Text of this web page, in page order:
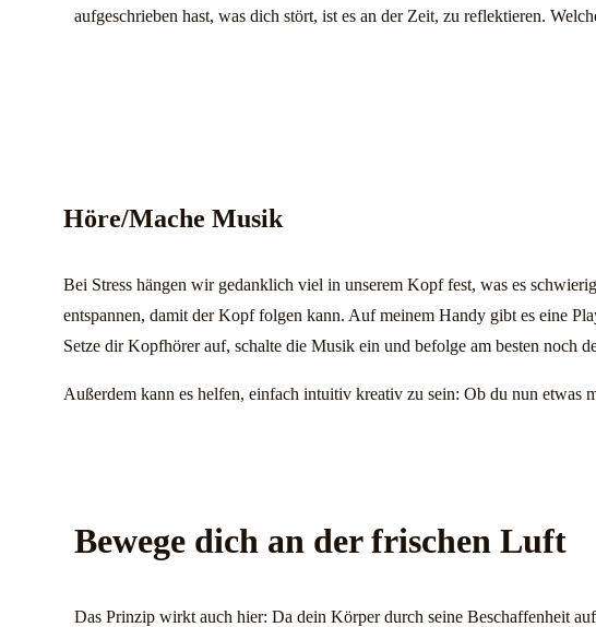
aufgeschrieben hast, was dich stört, ist es an der Zeit, zu reflektieren.
Höre/Mache Musik
Bei Stress hängen wir gedanklich viel in unserem Kopf fest, was es
entspannen, damit der Kopf folgen kann. Auf meinem Handy gibt es eine
Setze dir Kopfhörer auf, schalte die Musik ein und befolge am besten noch
Außerdem kann es helfen, einfach intuitiv kreativ zu sein: Ob du nun etwas
Bewege dich an der frischen Luft
Das Prinzip wirkt auch hier: Da dein Körper durch seine Beschaffenheit